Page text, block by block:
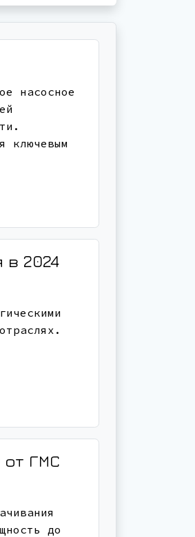
насосное
ключевым
в 2024
ГМС
до